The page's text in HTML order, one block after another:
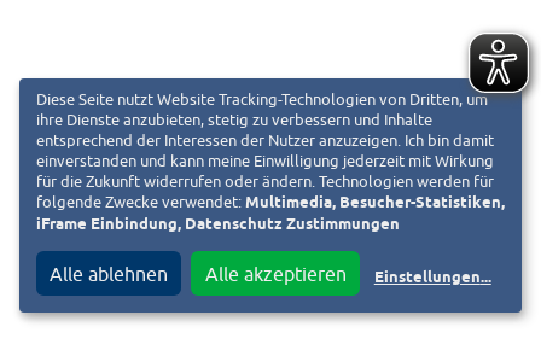
Diese Seite nutzt Website Tracking-Technologien von Dritten, um
ihre Dienste anzubieten, stetig zu verbessern und Inhalte
entsprechend der Interessen der Nutzer anzuzeigen. Ich bin damit
einverstanden und kann meine Einwilligung jederzeit mit Wirkung
für die Zukunft widerrufen oder ändern. Technologien werden für
folgende Zwecke verwendet: Multimedia, Besucher-Statistiken,
iFrame Einbindung, Datenschutz Zustimmungen
Alle ablehnen Alle akzeptieren Einstellungen...